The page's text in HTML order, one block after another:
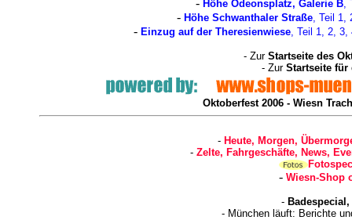
- Höhe Odeonsplatz, Galerie B,
- Höhe Schwanthaler Straße, Teil 1,
- Einzug auf der Theresienwiese, Teil 1, 2, 3,
- Zur Startseite des
- Zur Startseite für
Oktoberfest 2006 - Wiesn
- Heute, Morgen,
- Zelte, Fahrgeschäfte, News,
- Wiesn-Shop
-
- München läuft: Berichte